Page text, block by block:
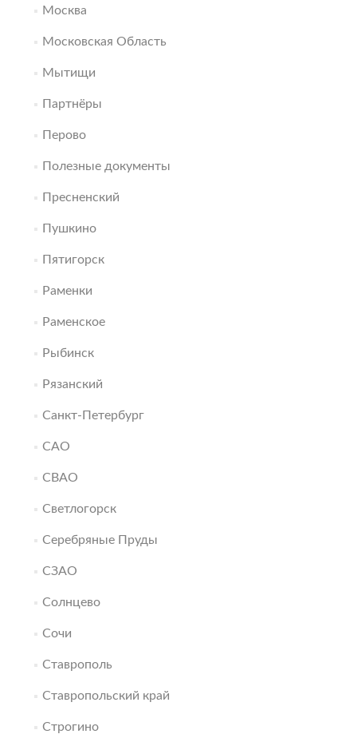
Москва
Московская Область
Мытищи
Партнёры
Перово
Полезные документы
Пресненский
Пушкино
Пятигорск
Раменки
Раменское
Рыбинск
Рязанский
Санкт-Петербург
САО
СВАО
Светлогорск
Серебряные Пруды
СЗАО
Солнцево
Сочи
Ставрополь
Ставропольский край
Строгино